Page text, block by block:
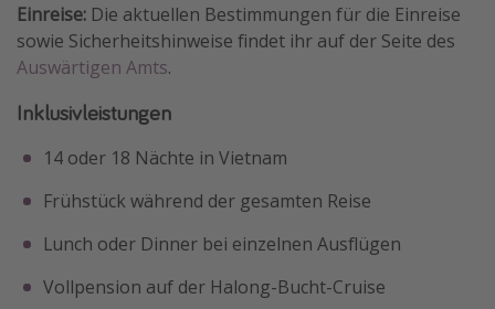
Einreise: Die aktuellen Bestimmungen für die Einreise
sowie Sicherheitshinweise findet ihr auf der Seite des
Auswärtigen Amts.
Inklusivleistungen
14 oder 18 Nächte in Vietnam
Frühstück während der gesamten Reise
Lunch oder Dinner bei einzelnen Ausflügen
Vollpension auf der Halong-Bucht-Cruise